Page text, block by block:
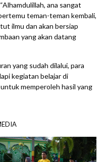
ana sangat
teman-teman kembali,
ilmu dan akan bersiap
yang akan datang
yang sudah dilalui, para
kegiatan belajar di
memperoleh hasil yang